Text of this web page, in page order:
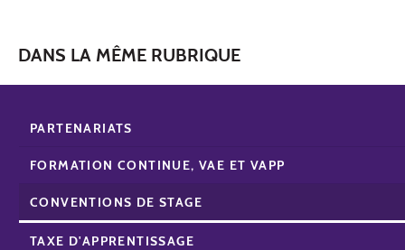
DANS LA MÊME RUBRIQUE
PARTENARIATS
FORMATION CONTINUE, VAE ET VAPP
CONVENTIONS DE STAGE
TAXE D'APPRENTISSAGE